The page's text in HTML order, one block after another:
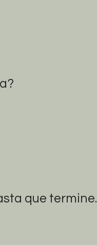
que termine.